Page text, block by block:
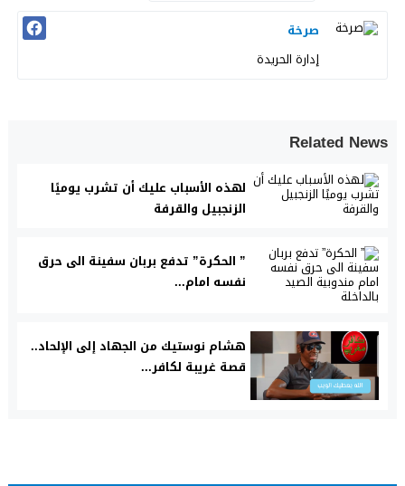
صرخة
إدارة الحريدة
Related News
لهذه الأسباب عليك أن تشرب يوميًا
الزنجبيل والقرفة
” الحكرة” تدفع بربان سفينة الى حرق
نفسه امام...
هشام نوستيك من الجهاد إلى الإلحاد..
قصة غريبة لكافر...